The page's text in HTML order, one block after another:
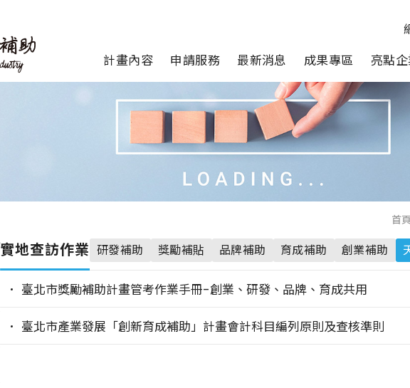
計畫內容 申請服務 最新消息 成果專區 亮點
首
實地查訪作業 研發補助 獎勵補貼 品牌補助 育成補助 創業補助
臺北市獎勵補助計畫管考作業手冊-創業、研發、品牌、育成共用
臺北市產業發展「創新育成補助」計畫會計科目編列原則及查核準則